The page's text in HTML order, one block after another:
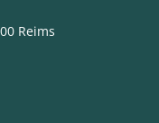
Reims